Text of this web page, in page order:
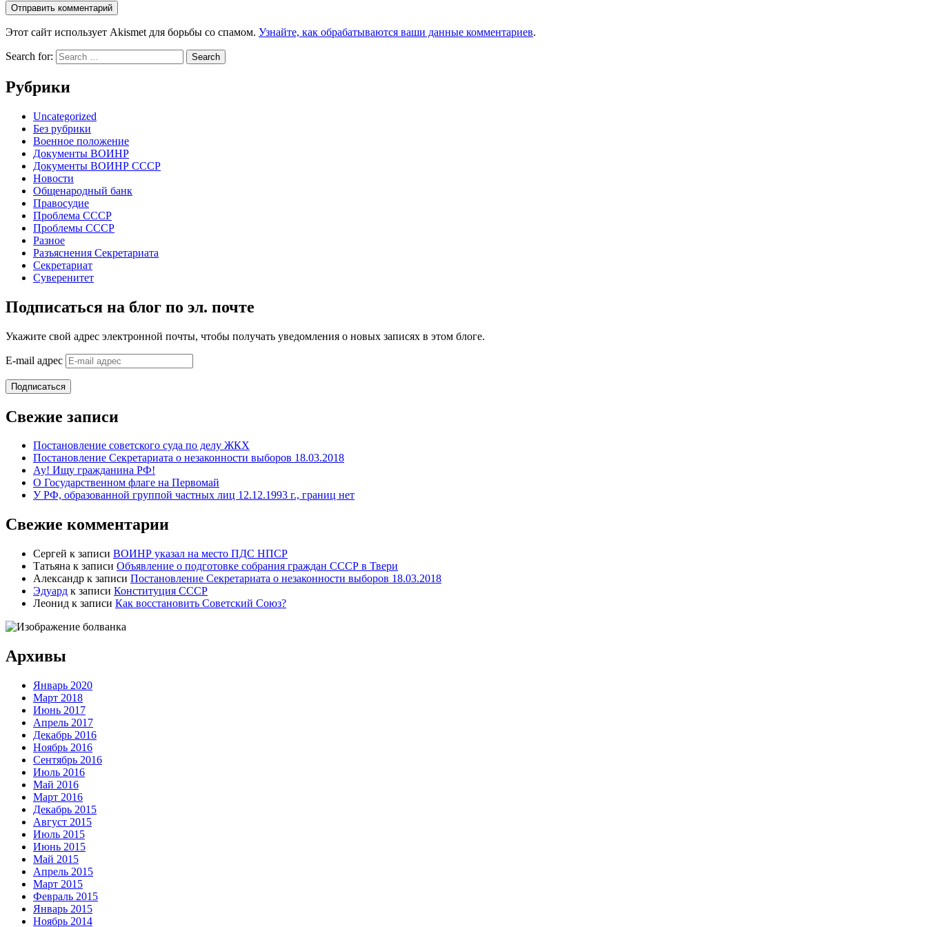
Этот сайт использует Akismet для борьбы со спамом. Узнайте, как обрабатываются ваши данные комментариев.
Search for:
Рубрики
Uncategorized
Без рубрики
Военное положение
Документы ВОИНР
Документы ВОИНР СССР
Новости
Общенародный банк
Правосудие
Проблема СССР
Проблемы СССР
Разное
Разъяснения Секретариата
Секретариат
Суверенитет
Подписаться на блог по эл. почте
Укажите свой адрес электронной почты, чтобы получать уведомления о новых записях в этом блоге.
E-mail адрес
Подписаться
Свежие записи
Постановление советского суда по делу ЖКХ
Постановление Секретариата о незаконности выборов 18.03.2018
Ау! Ищу гражданина РФ!
О Государственном флаге на Первомай
У РФ, образованной группой частных лиц 12.12.1993 г., границ нет
Свежие комментарии
Сергей к записи ВОИНР указал на место ПДС НПСР
Татьяна к записи Объявление о подготовке собрания граждан СССР в Твери
Александр к записи Постановление Секретариата о незаконности выборов 18.03.2018
Эдуард к записи Конституция СССР
Леонид к записи Как восстановить Советский Союз?
Архивы
Январь 2020
Март 2018
Июнь 2017
Апрель 2017
Декабрь 2016
Ноябрь 2016
Сентябрь 2016
Июль 2016
Май 2016
Март 2016
Декабрь 2015
Август 2015
Июль 2015
Июнь 2015
Май 2015
Апрель 2015
Март 2015
Февраль 2015
Январь 2015
Ноябрь 2014